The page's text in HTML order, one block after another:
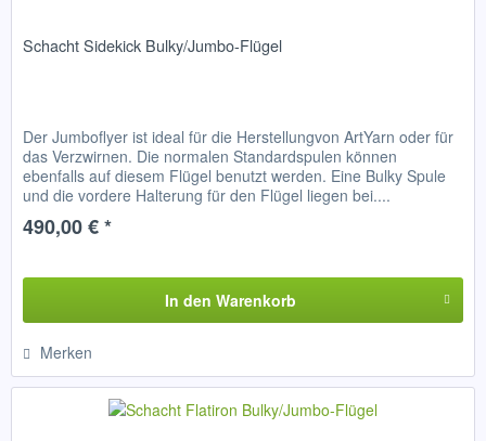
Schacht Sidekick Bulky/Jumbo-Flügel
Der Jumboflyer ist ideal für die Herstellungvon ArtYarn oder für
das Verzwirnen. Die normalen Standardspulen können
ebenfalls auf diesem Flügel benutzt werden. Eine Bulky Spule
und die vordere Halterung für den Flügel liegen bei....
490,00 € *
In den Warenkorb
Merken